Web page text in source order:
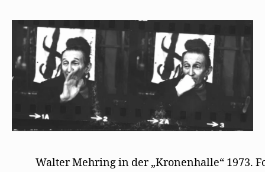
Walter Mehring in der „Kronenhalle“ 1973.